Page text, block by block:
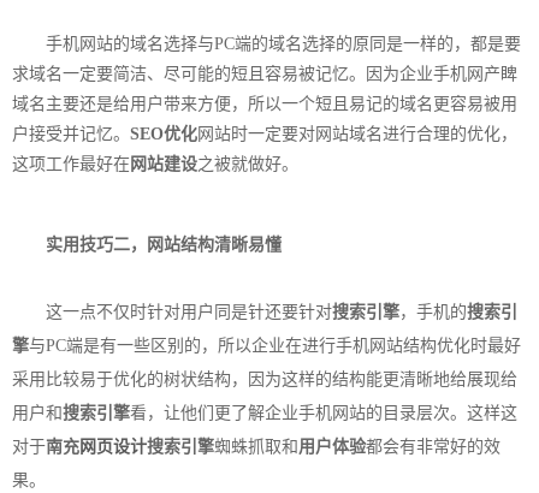
手机网站的域名选择与PC端的域名选择的原同是一样的，都是要
求域名一定要简洁、尽可能的短且容易被记忆。因为企业手机网产睥
域名主要还是给用户带来方便，所以一个短且易记的域名更容易被用
户接受并记忆。 SEO优化网站时一定要对网站域名进行合理的优化，
这项工作最好在 网站建设之被就做好。
实用技巧二，网站结构清晰易懂
这一点不仅时针对用户同是针还要针对搜索引擎，手机的搜索引
擎与PC端是有一些区别的，所以企业在进行手机网站结构优化时最好
采用比较易于优化的树状结构，因为这样的结构能更清晰地给展现给
用户和搜索引擎看，让他们更了解企业手机网站的目录层次。这样这
对于南充 网页设计搜索引擎蜘蛛抓取和 用户体验都会有非常好的效
果。